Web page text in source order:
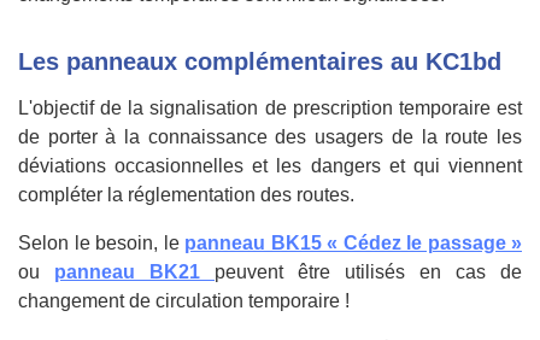
Les panneaux complémentaires au KC1bd
L'objectif de la signalisation de prescription temporaire est
de porter à la connaissance des usagers de la route les
déviations occasionnelles et les dangers et qui viennent
compléter la réglementation des routes.
Selon le besoin, le panneau BK15 « Cédez le passage »
ou panneau BK21 peuvent être utilisés en cas de
changement de circulation temporaire !